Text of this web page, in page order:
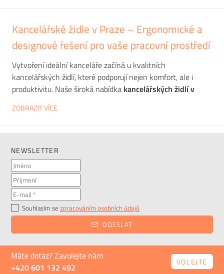
Kancelářské židle v Praze – Ergonomické a
designové řešení pro vaše pracovní prostředí
Vytvoření ideální kanceláře začíná u kvalitních
kancelářských židlí, které podporují nejen komfort, ale i
produktivitu. Naše široká nabídka kancelářských židlí v
během dlouhých pracovních hodin. Od pohodlných židlí pro
řešení pro vaši kancelář.
ZOBRAZIT VÍCE
NEWSLETTER
Souhlasím se zpracováním osobních údajů
ODESLAT
Máte dotaz? Zavolejte nám
+420 601 132 492
VOLEJTE